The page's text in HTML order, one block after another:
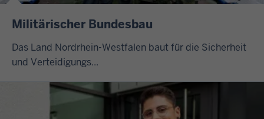
Militärischer Bundesbau
Das Land Nordrhein-Westfalen baut für die Sicherheit
und Verteidigungs...